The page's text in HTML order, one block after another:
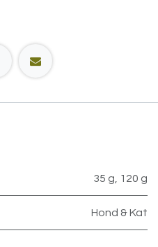
35 g 120 g
Hond & Kat